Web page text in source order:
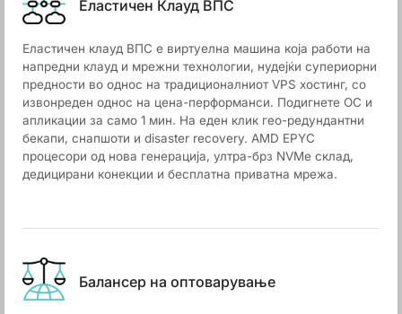
Еластичен Клауд ВПС
Еластичен клауд ВПС е виртуелна машина која работи на
напредни клауд и мрежни технологии, нудејќи супериорни
предности во однос на традиционалниот VPS хостинг, со
извонреден однос на цена-перформанси. Подигнете ОС и
апликации за само 1 мин. На еден клик гео-редундантни
бекапи, снапшоти и disaster recovery. AMD EPYC
процесори од нова генерација, ултра-брз NVMe склад,
дедицирани конекции и бесплатна приватна мрежа.
Балансер на оптоварување